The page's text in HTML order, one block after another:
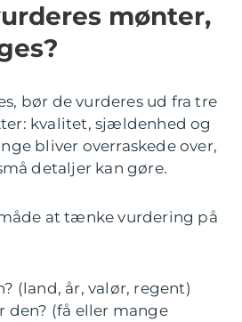
mønter,
bør de vurderes ud fra tre
kvalitet, sjældenhed og
bliver overraskede over,
detaljer kan gøre.
at tænke vurdering på
(land, år, valør, regent)
den? (få eller mange